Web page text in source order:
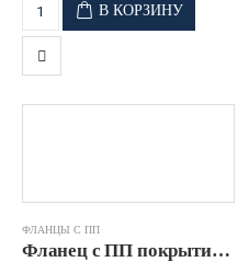
агрессивных сред.В КОРЗИНУ
ФЛАНЦЫ С ПП
Фланец с ПП покрытием д. 0125 PN16